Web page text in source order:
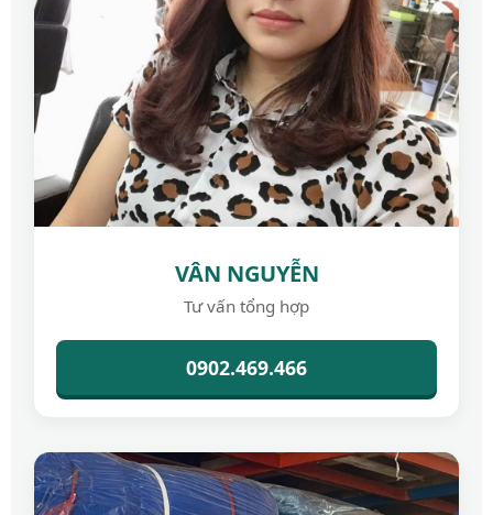
VÂN NGUYỄN
Tư vấn tổng hợp
0902.469.466